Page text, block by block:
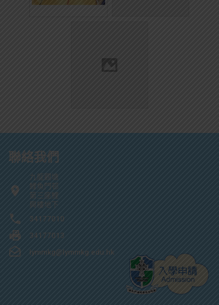
聯絡我們
九龍觀塘
鯉魚門邨
第三座鯉
興樓地下
34177010
34177013
lymmkg@lymmkg.edu.hk